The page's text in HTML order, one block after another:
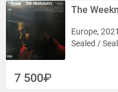
The
Europe,
Sealed /
7 500